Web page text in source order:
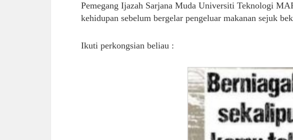
Pemegang Ijazah Sarjana Muda Universiti Teknologi
kehidupan sebelum bergelar pengeluar makanan sejuk
Ikuti perkongsian beliau :